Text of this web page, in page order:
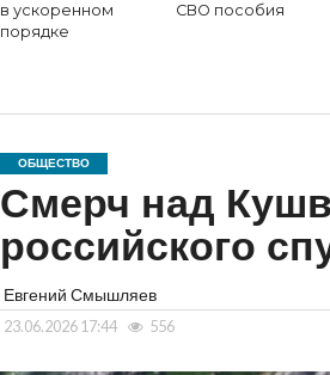
в ускоренном
порядке
СВО пособия
ОБЩЕСТВО
Смерч над
российского
Евгений Смышляев
23.06.2026 17:44 556